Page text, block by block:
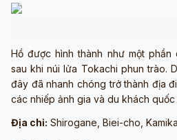
Hồ được hình thành như một
sau khi núi lửa Tokachi phun trào.
đây đã nhanh chóng trở thành địa
các nhiếp ảnh gia và du khách quốc
Địa chỉ: Shirogane, Biei-cho,